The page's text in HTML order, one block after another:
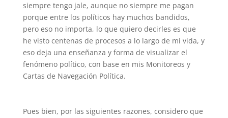
siempre tengo jale, aunque no siempre me pagan
porque entre los políticos hay muchos bandidos,
pero eso no importa, lo que quiero decirles es que
he visto centenas de procesos a lo largo de mi vida, y
eso deja una enseñanza y forma de visualizar el
fenómeno político, con base en mis Monitoreos y
Cartas de Navegación Política.
Pues bien, por las siguientes razones, considero que